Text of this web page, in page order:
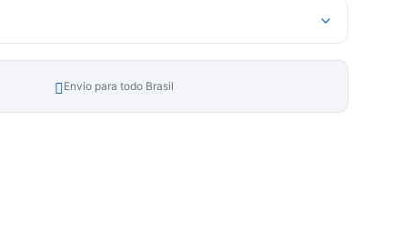
Envio para todo Brasil